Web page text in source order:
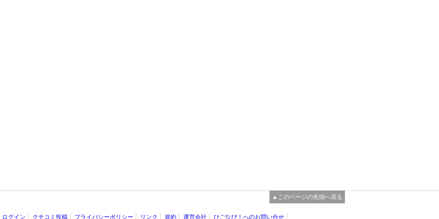
▲このページの先頭へ戻る
ログイン クチコミ投稿 プライバシーポリシー リンク 規約 運営会社 ひごなび！へのお問い合せ